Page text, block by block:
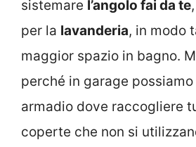
sistemare l’angolo fai da te
per la lavanderia, in modo
maggior spazio in bagno.
perché in garage
armadio dove raccogliere
coperte che non si